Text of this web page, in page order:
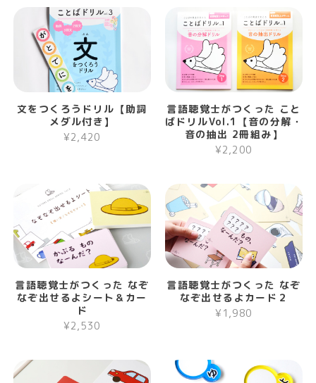
文をつくろうドリル【助詞
メダル付き】
¥2,420
言語聴覚士がつくった こと
ばドリルVol.1【音の分解・
音の抽出 2冊組み】
¥2,200
言語聴覚士がつくった なぞ
なぞ出せるよシート＆カー
ド
¥2,530
言語聴覚士がつくった なぞ
なぞ出せるよカード２
¥1,980